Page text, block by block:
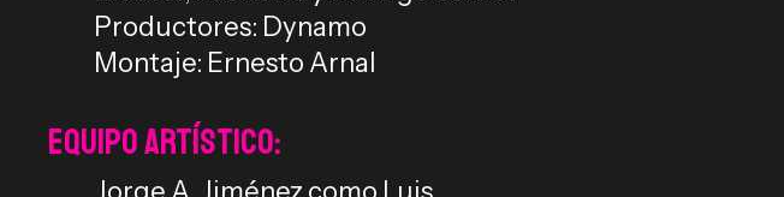
Productores: Dynamo
Montaje: Ernesto Arnal
Equipo Artístico: